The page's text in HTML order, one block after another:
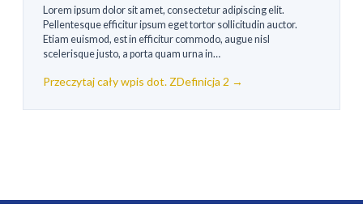
Lorem ipsum dolor sit amet, consectetur adipiscing elit.
Pellentesque efficitur ipsum eget tortor sollicitudin auctor.
Etiam euismod, est in efficitur commodo, augue nisl
scelerisque justo, a porta quam urna in…
Przeczytaj cały wpis dot. ZDefinicja 2 →